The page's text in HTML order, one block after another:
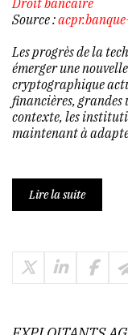
Source :
Les progrès de la
émerger une
cryptographique
financières,
contexte, les
maintenant à
Lire la suite